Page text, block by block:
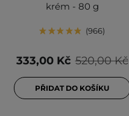
krém - 80 g
966
520,00 Kč
333,00 Kč
PŘIDAT DO KOŠÍKU